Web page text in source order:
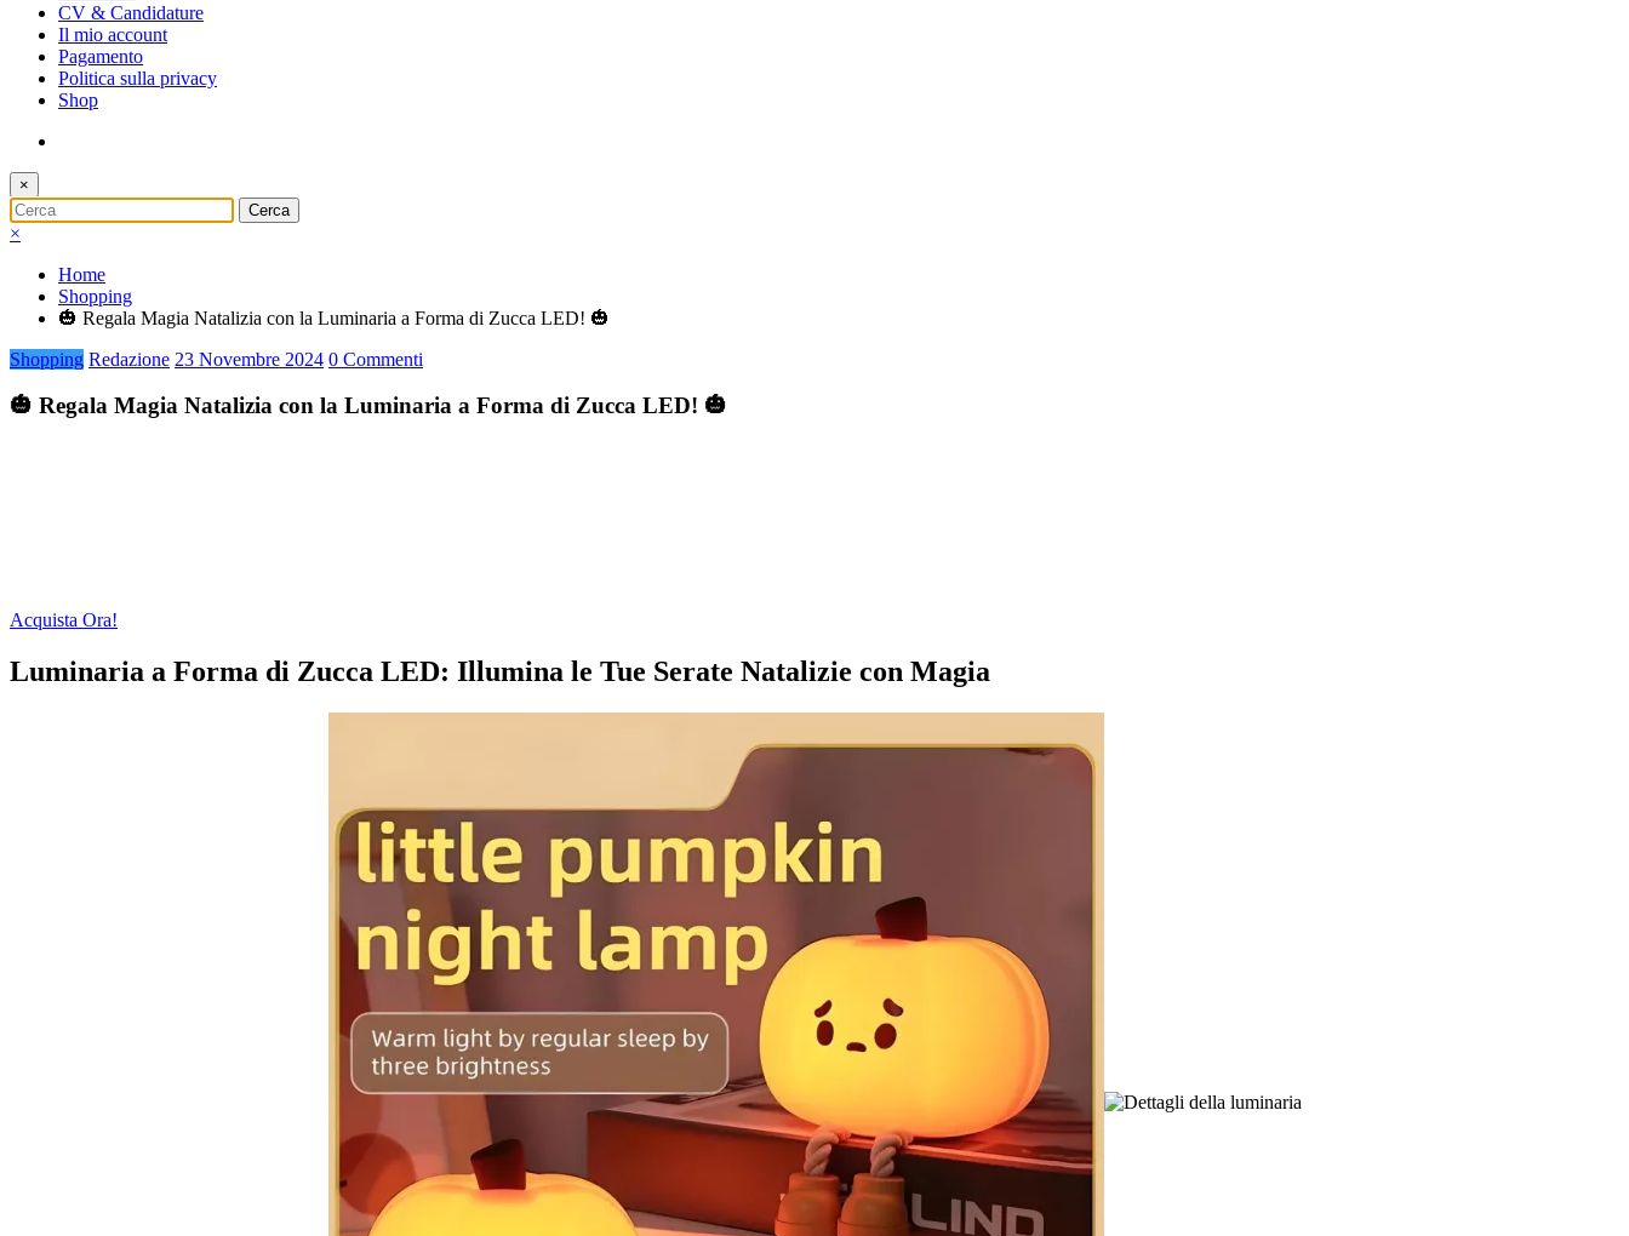
CV & Candidature
Il mio account
Pagamento
Politica sulla privacy
Shop
×
×
Home
Shopping
🎃 Regala Magia Natalizia con la Luminaria a Forma di Zucca LED! 🎃
Shopping Redazione 23 Novembre 2024 0 Commenti
🎃 Regala Magia Natalizia con la Luminaria a Forma di Zucca LED! 🎃
Acquista Ora!
Luminaria a Forma di Zucca LED: Illumina le Tue Serate Natalizie con Magia